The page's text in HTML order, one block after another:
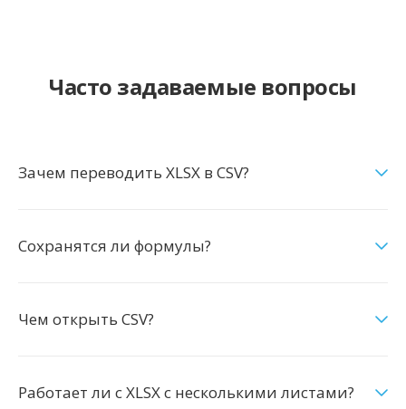
Часто задаваемые вопросы
Зачем переводить XLSX в CSV?
Сохранятся ли формулы?
Чем открыть CSV?
Работает ли с XLSX с несколькими листами?